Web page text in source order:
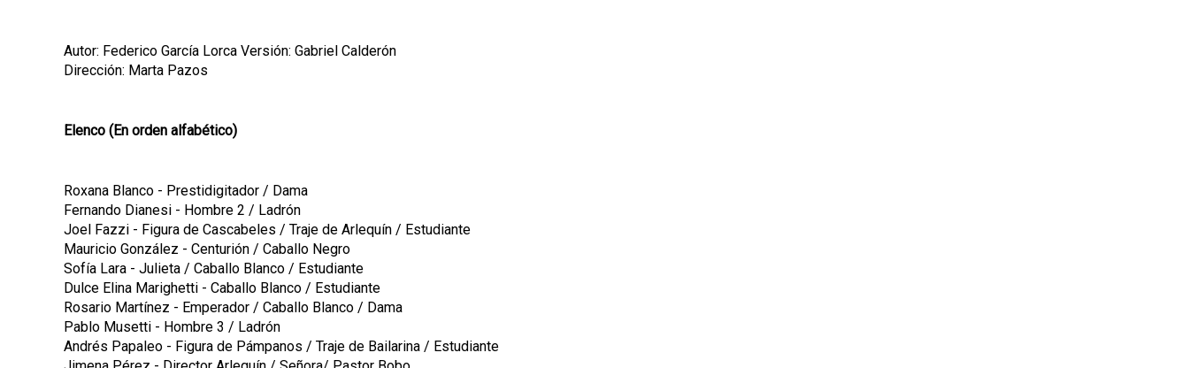
Autor: Federico García Lorca Versión: Gabriel Calderón
Dirección: Marta Pazos
Elenco (En orden alfabético)
Roxana Blanco - Prestidigitador / Dama
Fernando Dianesi - Hombre 2 / Ladrón
Joel Fazzi - Figura de Cascabeles / Traje de Arlequín / Estudiante
Mauricio González - Centurión / Caballo Negro
Sofía Lara - Julieta / Caballo Blanco / Estudiante
Dulce Elina Marighetti - Caballo Blanco / Estudiante
Rosario Martínez - Emperador / Caballo Blanco / Dama
Pablo Musetti - Hombre 3 / Ladrón
Andrés Papaleo - Figura de Pámpanos / Traje de Bailarina / Estudiante